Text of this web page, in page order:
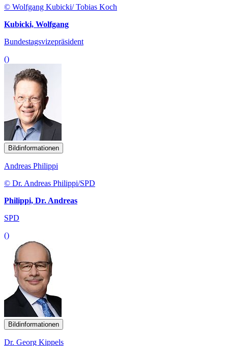
© Wolfgang Kubicki/ Tobias Koch
Kubicki, Wolfgang
Bundestagsvizepräsident
()
Bildinformationen
Andreas Philippi
© Dr. Andreas Philippi/SPD
Philippi, Dr. Andreas
SPD
()
Bildinformationen
Dr. Georg Kippels